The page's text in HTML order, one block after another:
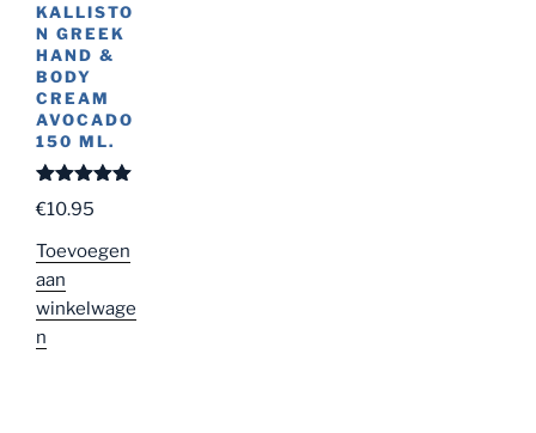
KALLISTO
N GREEK
HAND &
BODY
CREAM
AVOCADO
150 ML.
Gewaardeer
d5.00uit
€10.95
Toevoegen
aan
winkelwage
n